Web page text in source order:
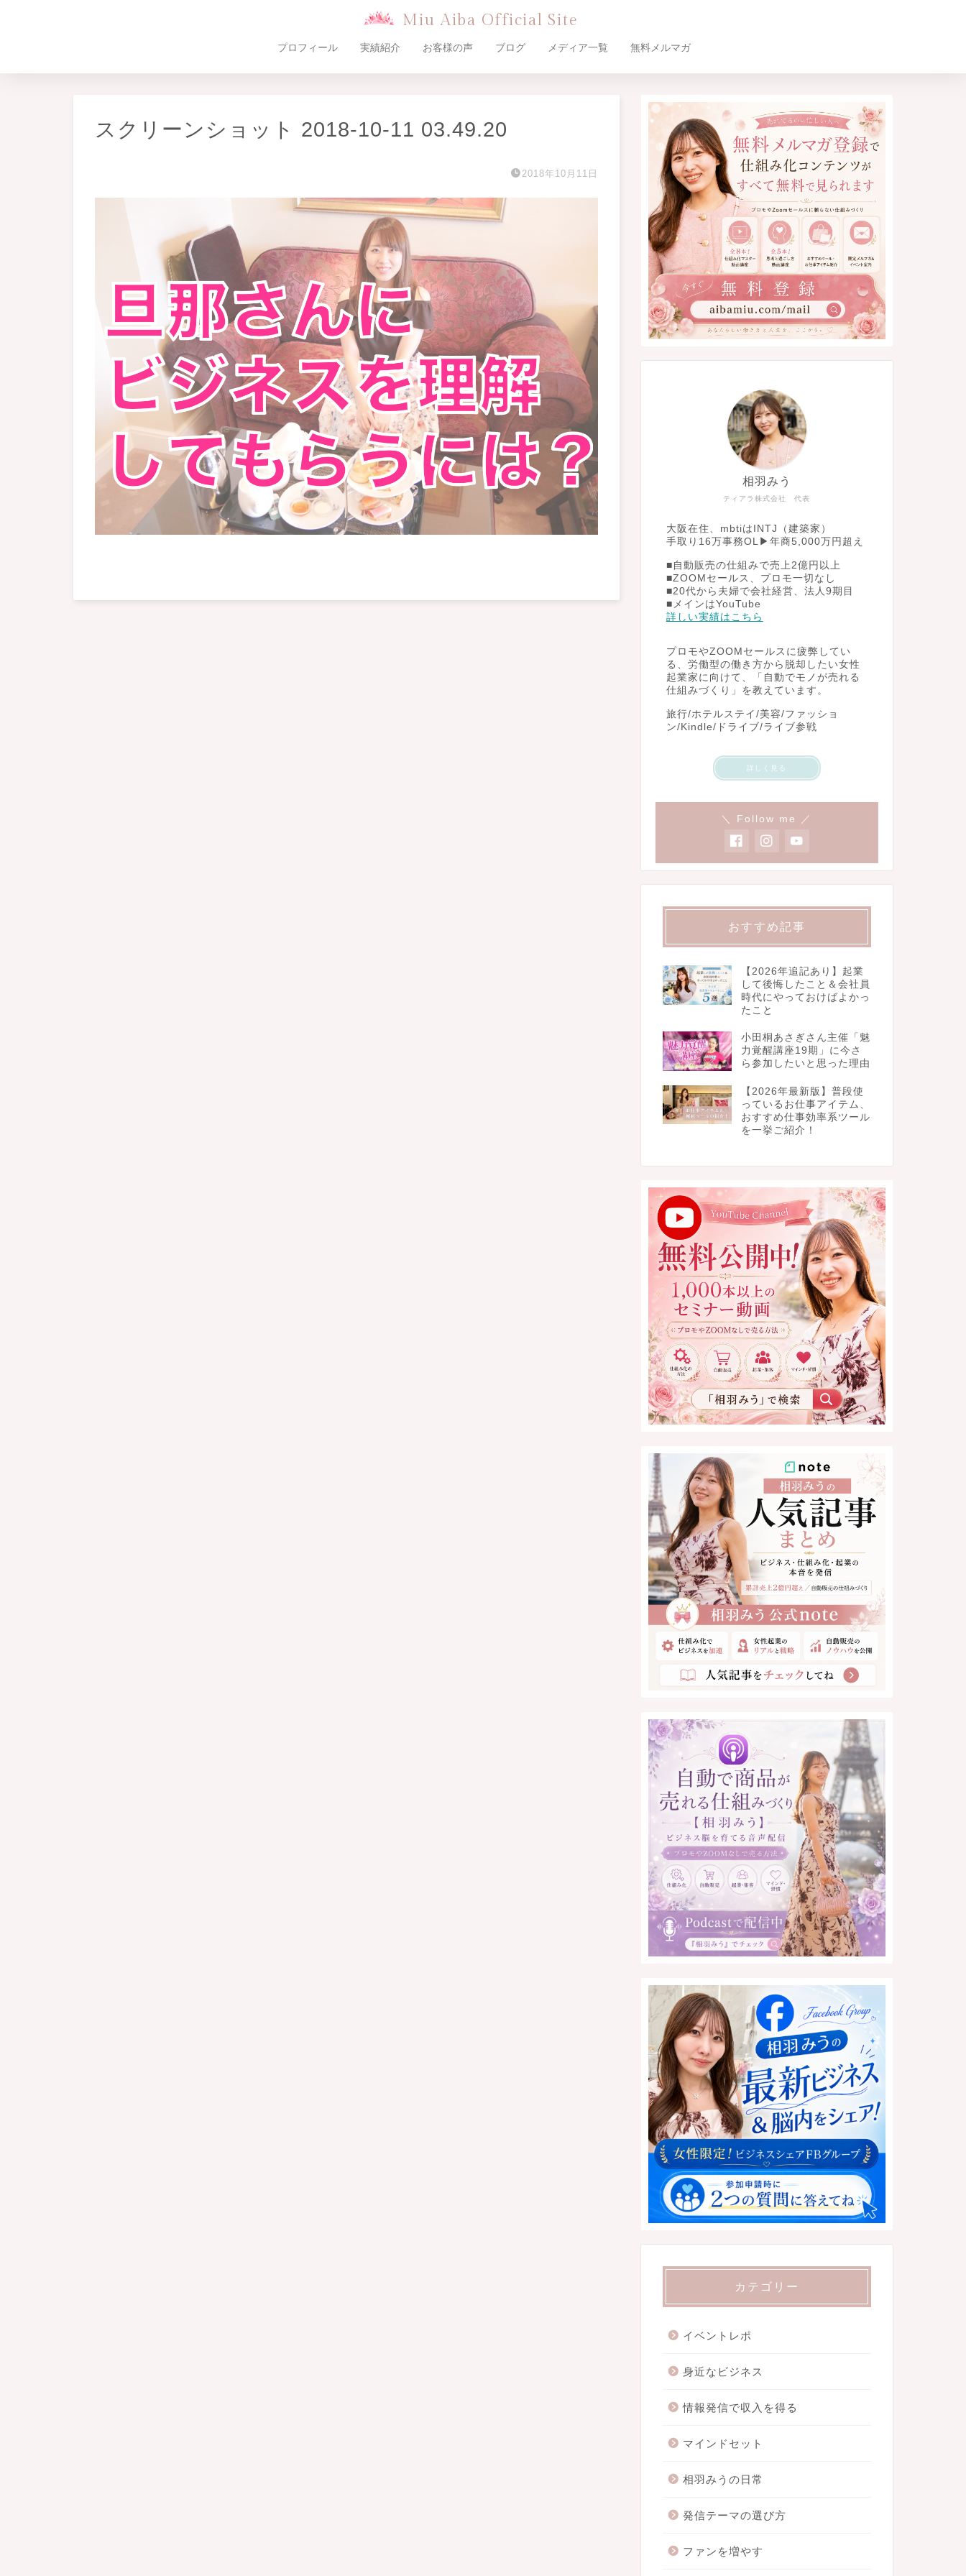
Miu Aiba Official Site
プロフィール 実績紹介 お客様の声 ブログ メディア一覧 無料メルマガ
スクリーンショット 2018-10-11 03.49.20
2018年10月11日
ティアラ株式会社 代表
相羽みう
大阪在住、mbtiはINTJ（建築家）
手取り16万事務OL▶︎年商5,000万円超え
■自動販売の仕組みで売上2億円以上
■ZOOMセールス、プロモ一切なし
■20代から夫婦で会社経営、法人9期目
■メインはYouTube
詳しい実績はこちら
プロモやZOOMセールスに疲弊してい
る、労働型の働き方から脱却したい女性
起業家に向けて、「自動でモノが売れる
仕組みづくり」を教えています。
旅行/ホテルステイ/美容/ファッショ
ン/Kindle/ドライブ/ライブ参戦
詳しく見る
＼ Follow me ／
おすすめ記事
【2026年追記あり】起業
して後悔したこと＆会社員
時代にやっておけばよかっ
たこと
小田桐あさぎさん主催「魅
力覚醒講座19期」に今さ
ら参加したいと思った理由
【2026年最新版】普段使
っているお仕事アイテム、
おすすめ仕事効率系ツール
を一挙ご紹介！
カテゴリー
イベントレポ
身近なビジネス
情報発信で収入を得る
マインドセット
相羽みうの日常
発信テーマの選び方
ファンを増やす